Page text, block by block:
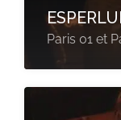
Paris 01 et